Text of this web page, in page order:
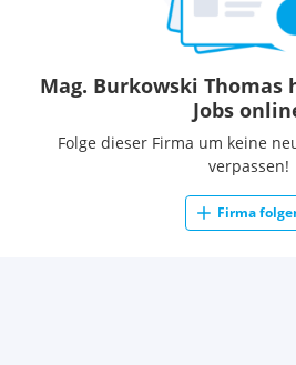
Mag. Burkowski
Jobs
Folge dieser Firma um keine
verpassen!
Firma